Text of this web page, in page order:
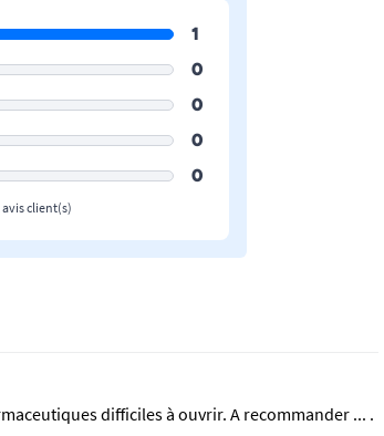
1
0
0
0
0
client(s)
difficiles à ouvrir. A recommander ... .